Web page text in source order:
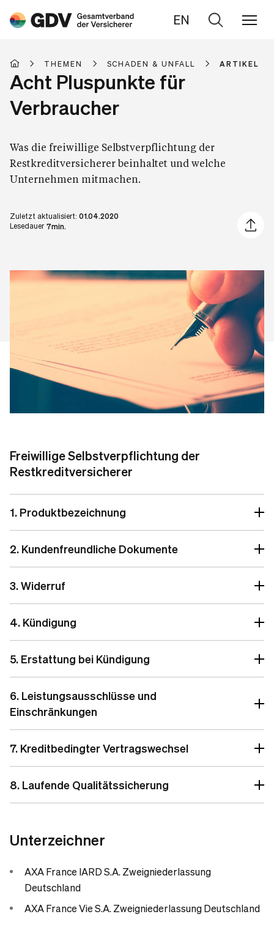
EN
Zur
THEMEN SCHADEN & UNFALL ARTIKEL
Acht Pluspunkte für
Verbraucher
Was die freiwillige Selbstverpflichtung der
Restkreditversicherer beinhaltet und welche
Unternehmen mitmachen.
Zuletzt aktualisiert: 01.04.2020
Lesedauer 7min.
Artikel
Freiwillige Selbstverpflichtung der
Restkreditversicherer
1. Produktbezeichnung
2. Kundenfreundliche Dokumente
3. Widerruf
4. Kündigung
5. Erstattung bei Kündigung
6. Leistungsausschlüsse und
Einschränkungen
7. Kreditbedingter Vertragswechsel
8. Laufende Qualitätssicherung
Unterzeichner
AXA France IARD S.A. Zweigniederlassung
Deutschland
AXA France Vie S.A. Zweigniederlassung Deutschland